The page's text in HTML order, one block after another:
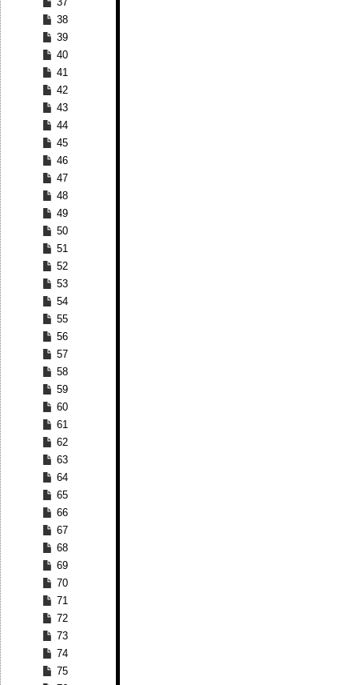
38
39
40
41
42
43
44
45
46
47
48
49
50
51
52
53
54
55
56
57
58
59
60
61
62
63
64
65
66
67
68
69
70
71
72
73
74
75